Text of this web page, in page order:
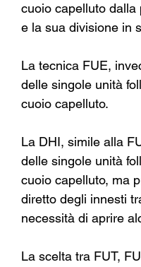
cuoio capelluto
e la sua divisione in
La tecnica FUE,
delle singole unità
cuoio capelluto.
La DHI, simile alla
delle singole unità
cuoio capelluto, ma
diretto degli innesti
necessità di aprire
La scelta tra FUT,